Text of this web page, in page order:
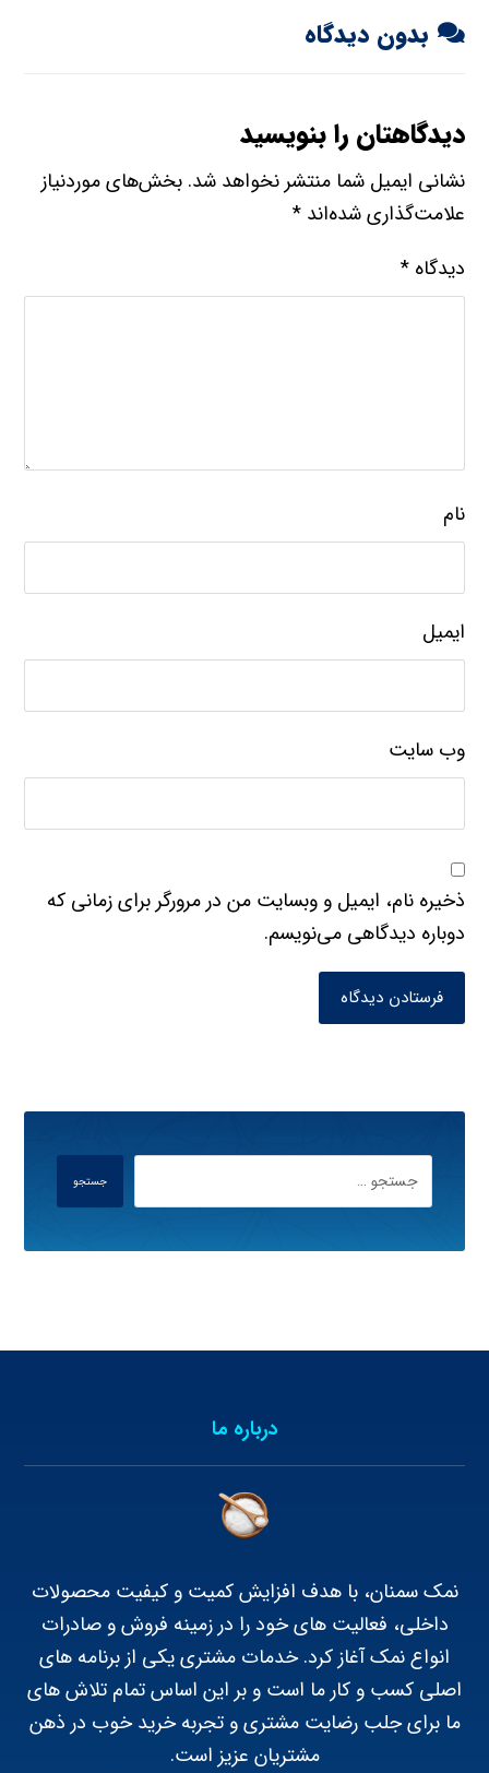
بدون دیدگاه
دیدگاهتان را بنویسید
نشانی ایمیل شما منتشر نخواهد شد. بخش‌های موردنیاز
علامت‌گذاری شده‌اند*
دیدگاه*
نام
ایمیل
وب‌ سایت
ذخیره نام، ایمیل و وبسایت من در مرورگر برای زمانی که
دوباره دیدگاهی می‌نویسم.
فرستادن دیدگاه
جستجو
درباره ما
نمک سمنان، با هدف افزایش کمیت و کیفیت محصولات
داخلی، فعالیت های خود را در زمینه فروش و صادرات
انواع نمک آغاز کرد. خدمات مشتری یکی از برنامه های
اصلی کسب و کار ما است و بر این اساس تمام تلاش های
ما برای جلب رضایت مشتری و تجربه خرید خوب در ذهن
مشتریان عزیز است.